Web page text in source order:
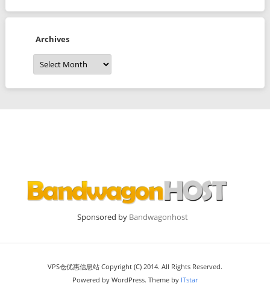
Archives
Archives
Sponsored by Bandwagonhost
VPS仓优惠信息站 Copyright (C) 2014. All Rights Reserved.
Powered by WordPress. Theme by ITstar